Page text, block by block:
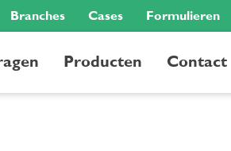
Branches Cases Formulieren
Producten Contact